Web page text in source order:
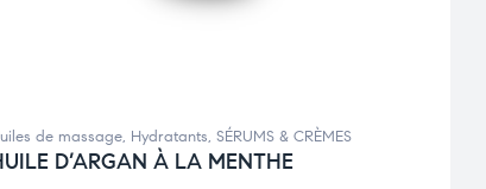
de massage, Hydratants, SÉRUMS & CRÈMES
D’ARGAN À LA MENTHE